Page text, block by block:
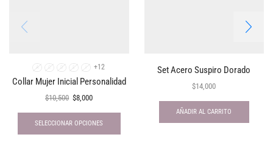
A D E +12
Collar Mujer Inicial Personalidad
$10,500 $8,000
SELECCIONAR OPCIONES
Set Acero Suspiro Dorado
$14,000
AÑADIR AL CARRITO